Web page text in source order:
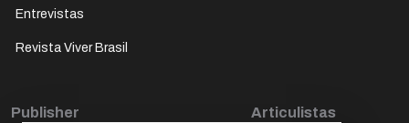
Entrevistas
Revista Viver Brasil
Publisher Articulistas